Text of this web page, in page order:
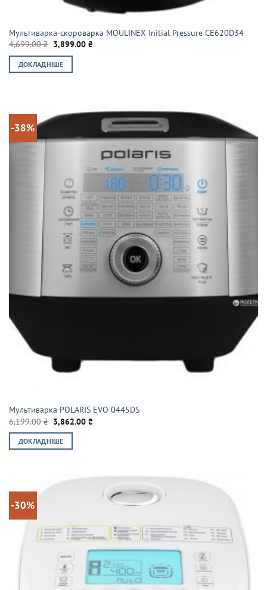
Мультиварка-скороварка MOULINEX Initial Pressure CE620D34
4,699.00₴ Оригінальна
ціна:
4,699.00 ₴.
3,899.00₴
ДОКЛАДНІШЕ
-38%
Мультиварка POLARIS EVO 0445DS
6,199.00₴ Оригінальна
ціна:
6,199.00 ₴.
3,862.00₴
ДОКЛАДНІШЕ
-30%